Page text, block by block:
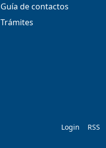
Guía de contactos
Trámites
Login
RSS